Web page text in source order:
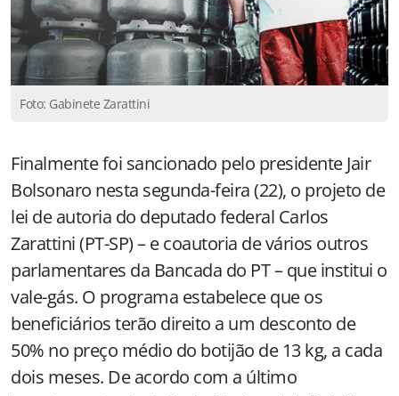
Foto: Gabinete Zarattini
Finalmente foi sancionado pelo presidente Jair
Bolsonaro nesta segunda-feira (22), o projeto de
lei de autoria do deputado federal Carlos
Zarattini (PT-SP) – e coautoria de vários outros
parlamentares da Bancada do PT – que institui o
vale-gás. O programa estabelece que os
beneficiários terão direito a um desconto de
50% no preço médio do botijão de 13 kg, a cada
dois meses. De acordo com a último